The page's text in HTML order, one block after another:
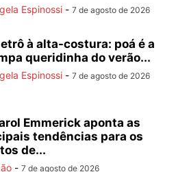
Espinossi - 7 de agosto de 2026
à alta-costura: poá é a
queridinha do verão...
Espinossi - 7 de agosto de 2026
Emmerick aponta as
tendências para os
de...
- 7 de agosto de 2026